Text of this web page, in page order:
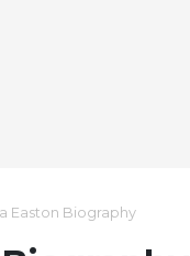
Easton Biography